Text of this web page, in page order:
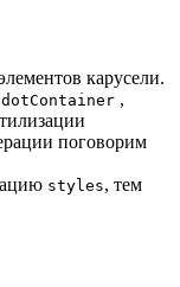
карусели.
dotContainer ,
поговорим
styles, тем